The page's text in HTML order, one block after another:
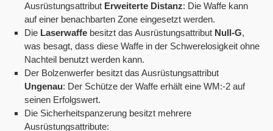
Ausrüstungsattribut Erweiterte Distanz: Die Waffe kann
auf einer benachbarten Zone eingesetzt werden.
Die Laserwaffe besitzt das Ausrüstungsattribut Null-G,
was besagt, dass diese Waffe in der Schwerelosigkeit ohne
Nachteil benutzt werden kann.
Der Bolzenwerfer besitzt das Ausrüstungsattribut
Ungenau: Der Schütze der Waffe erhält eine WM:-2 auf
seinen Erfolgswert.
Die Sicherheitspanzerung besitzt mehrere
Ausrüstungsattribute: